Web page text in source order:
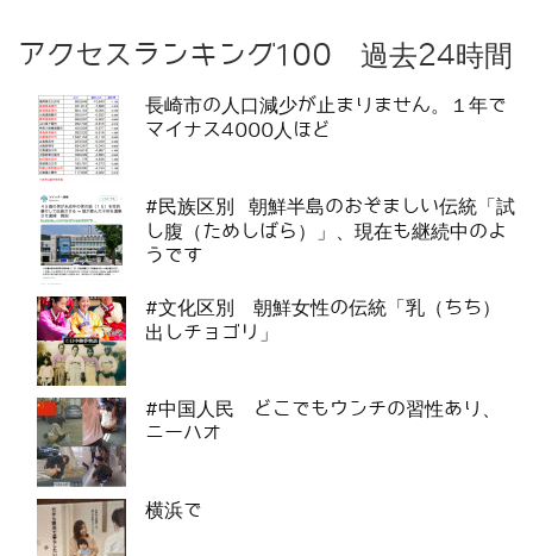
アクセスランキング100 過去24時間
長崎市の人口減少が止まりません。１年で
マイナス4000人ほど
#民族区別 朝鮮半島のおぞましい伝統「試
し腹（ためしばら）」、現在も継続中のよ
うです
#文化区別 朝鮮女性の伝統「乳（ちち）
出しチョゴリ」
#中国人民 どこでもウンチの習性あり、
ニーハオ
横浜で